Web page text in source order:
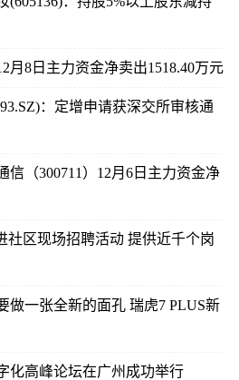
月8日主力资金净卖出1518.40万元
：定增申请获深交所审核通
信（300711）12月6日主力资金净
社区现场招聘活动 提供近千个岗
做一张全新的面孔 瑞虎7 PLUS新
化高峰论坛在广州成功举行